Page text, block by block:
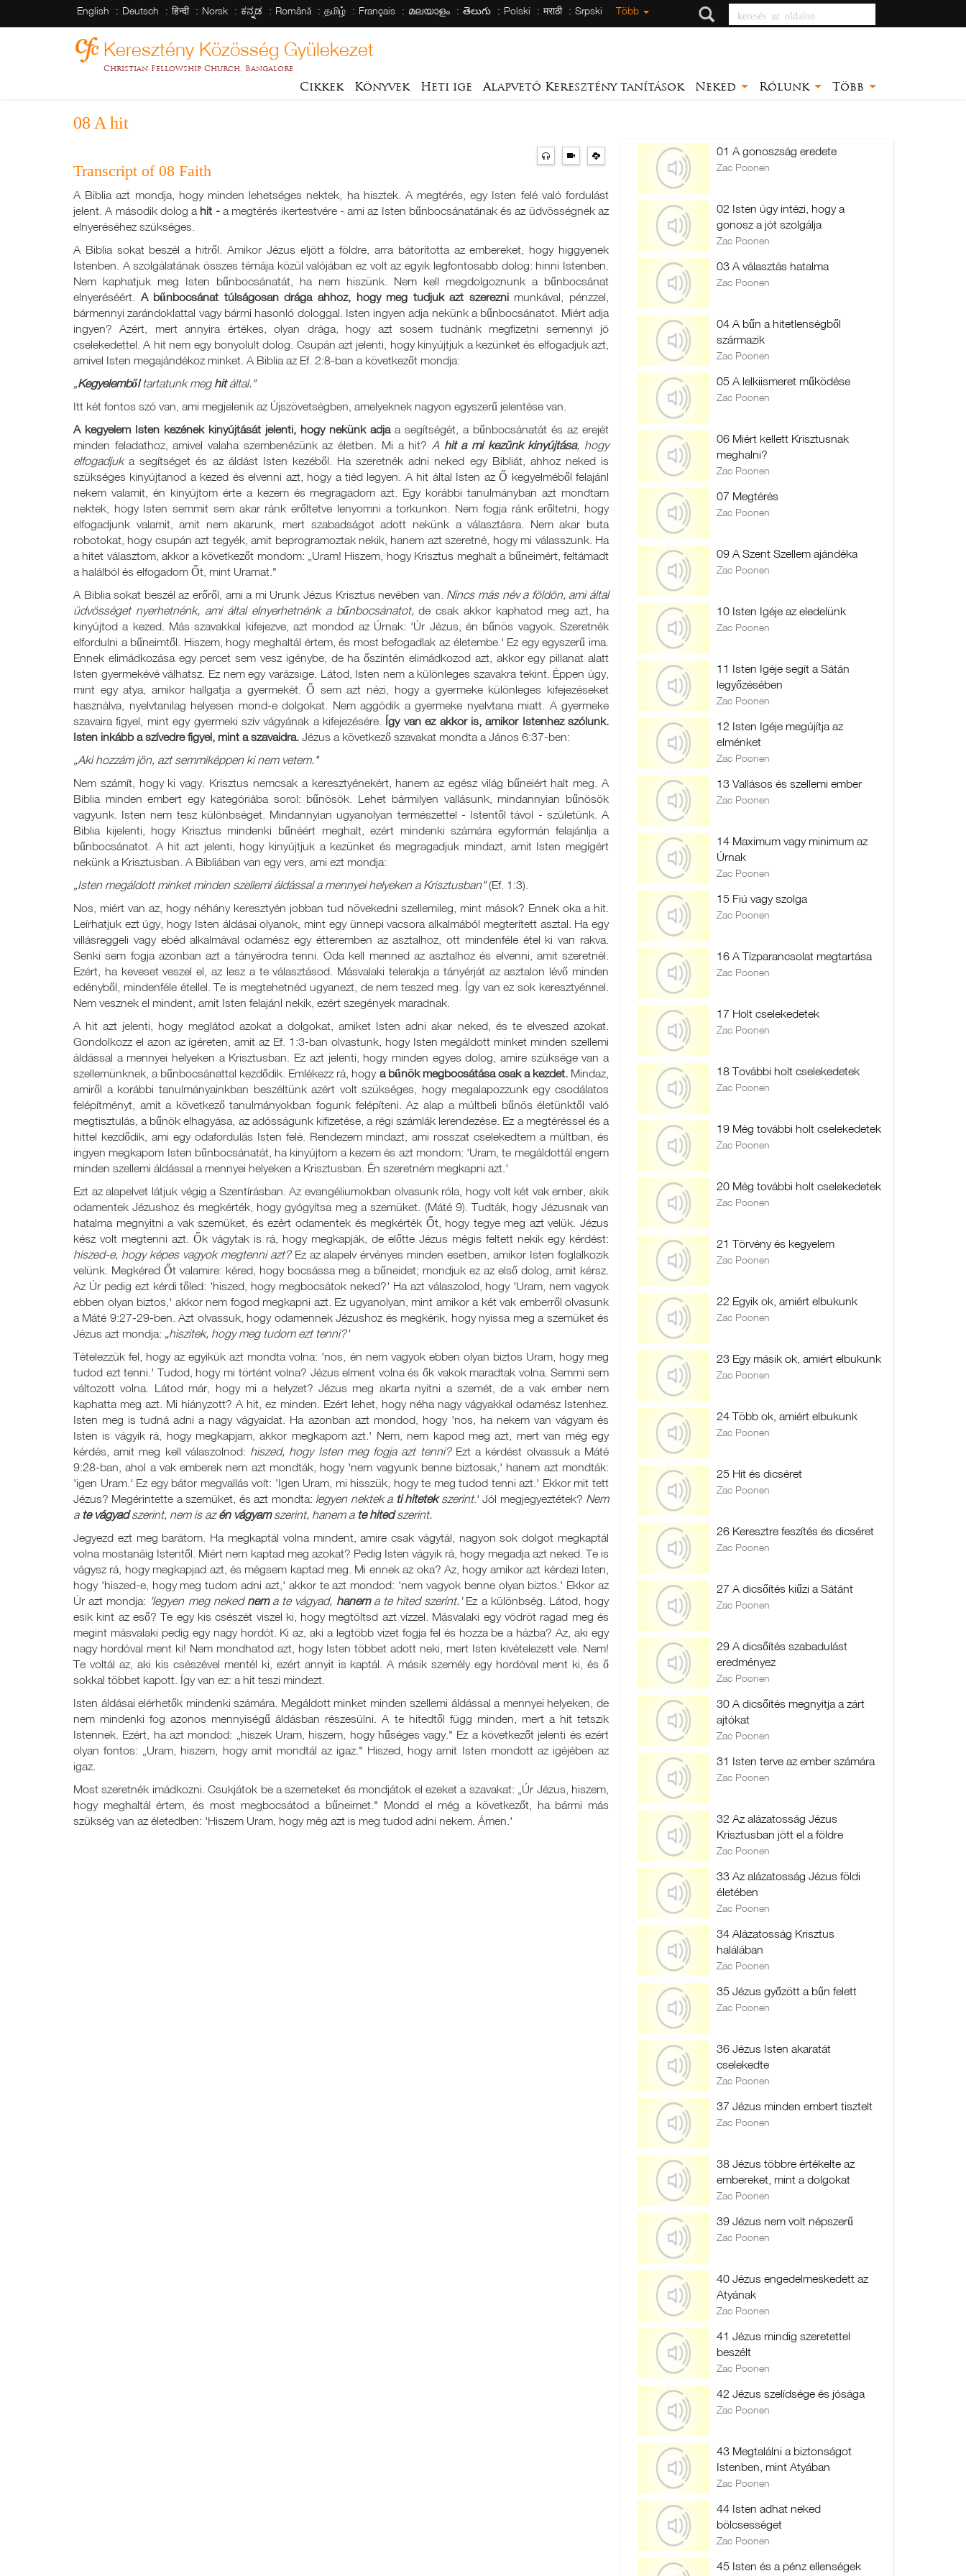
English Deutsch हिन्दी Norsk ಕನ್ನಡ Română தமிழ் Français മലയാളം తెలుగు Polski मराठी Srpski Több keresés az oldalon
Keresztény Közösség Gyülekezet
Christian Fellowship Church, Bangalore
Cikkek Könyvek Heti ige Alapvető Keresztény tanítások Neked Rólunk Több
08 A hit
Transcript of 08 Faith
A Biblia azt mondja, hogy minden lehetséges nektek, ha hisztek. A megtérés, egy Isten felé való fordulást
jelent. A második dolog a hit - a megtérés ikertestvére - ami az Isten bűnbocsánatának és az üdvösségnek az
elnyeréséhez szükséges.
A Biblia sokat beszél a hitről. Amikor Jézus eljött a földre, arra bátorította az embereket, hogy higgyenek
Istenben. A szolgálatának összes témája közül valójában ez volt az egyik legfontosabb dolog: hinni Istenben.
Nem kaphatjuk meg Isten bűnbocsánatát, ha nem hiszünk. Nem kell megdolgoznunk a bűnbocsánat
elnyeréséért. A bűnbocsánat túlságosan drága ahhoz, hogy meg tudjuk azt szerezni munkával, pénzzel,
bármennyi zarándoklattal vagy bármi hasonló dologgal. Isten ingyen adja nekünk a bűnbocsánatot. Miért adja
ingyen? Azért, mert annyira értékes, olyan drága, hogy azt sosem tudnánk megfizetni semennyi jó
cselekedettel. A hit nem egy bonyolult dolog. Csupán azt jelenti, hogy kinyújtjuk a kezünket és elfogadjuk azt,
amivel Isten megajándékoz minket. A Biblia az Ef. 2:8-ban a következőt mondja:
„Kegyelembőltartatunk meg hitáltal."
Itt két fontos szó van, ami megjelenik az Újszövetségben, amelyeknek nagyon egyszerű jelentése van.
A kegyelem Isten kezének kinyújtását jelenti, hogy nekünk adja a segítségét, a bűnbocsánatát és az erejét
minden feladathoz, amivel valaha szembenézünk az életben. Mi a hit? A hit a mi kezünk kinyújtása, hogy
elfogadjuka segítséget és az áldást Isten kezéből. Ha szeretnék adni neked egy Bibliát, ahhoz neked is
szükséges kinyújtanod a kezed és elvenni azt, hogy a tiéd legyen. A hit által Isten az Ő kegyelméből felajánl
nekem valamit, én kinyújtom érte a kezem és megragadom azt. Egy korábbi tanulmányban azt mondtam
nektek, hogy Isten semmit sem akar ránk erőltetve lenyomni a torkunkon. Nem fogja ránk erőltetni, hogy
elfogadjunk valamit, amit nem akarunk, mert szabadságot adott nekünk a választásra. Nem akar buta
robotokat, hogy csupán azt tegyék, amit beprogramoztak nekik, hanem azt szeretné, hogy mi válasszunk. Ha
a hitet választom, akkor a következőt mondom: „Uram! Hiszem, hogy Krisztus meghalt a bűneimért, feltámadt
a halálból és elfogadom Őt, mint Uramat."
A Biblia sokat beszél az erőről, ami a mi Urunk Jézus Krisztus nevében van. Nincs más név a földön, ami által
üdvösséget nyerhetnénk, ami által elnyerhetnénk a bűnbocsánatot,de csak akkor kaphatod meg azt, ha
kinyújtod a kezed. Más szavakkal kifejezve, azt mondod az Úrnak: 'Úr Jézus, én bűnös vagyok. Szeretnék
elfordulni a bűneimtől. Hiszem, hogy meghaltál értem, és most befogadlak az életembe.' Ez egy egyszerű ima.
Ennek elimádkozása egy percet sem vesz igénybe, de ha őszintén elimádkozod azt, akkor egy pillanat alatt
Isten gyermekévé válhatsz. Ez nem egy varázsige. Látod, Isten nem a különleges szavakra tekint. Éppen úgy,
mint egy atya, amikor hallgatja a gyermekét. Ő sem azt nézi, hogy a gyermeke különleges kifejezéseket
használva, nyelvtanilag helyesen mond-e dolgokat. Nem aggódik a gyermeke nyelvtana miatt. A gyermeke
szavaira figyel, mint egy gyermeki szív vágyának a kifejezésére.Így van ez akkor is, amikor Istenhez szólunk.
Isten inkább a szívedre figyel, mint a szavaidra. Jézus a következő szavakat mondta a János 6:37-ben:
„Aki hozzám jön, azt semmiképpen ki nem vetem."
Nem számít, hogy ki vagy. Krisztus nemcsak a keresztyénekért, hanem az egész világ bűneiért halt meg. A
Biblia minden embert egy kategóriába sorol: bűnösök. Lehet bármilyen vallásunk, mindannyian bűnösök
vagyunk. Isten nem tesz különbséget. Mindannyian ugyanolyan természettel - Istentől távol - születünk. A
Biblia kijelenti, hogy Krisztus mindenki bűnéért meghalt, ezért mindenki számára egyformán felajánlja a
bűnbocsánatot. A hit azt jelenti, hogy kinyújtjuk a kezünket és megragadjuk mindazt, amit Isten megígért
nekünk a Krisztusban. A Bibliában van egy vers, ami ezt mondja:
„Isten megáldott minket minden szellemi áldással a mennyei helyeken a Krisztusban"(Ef. 1:3).
Nos, miért van az, hogy néhány keresztyén jobban tud növekedni szellemileg, mint mások? Ennek oka a hit.
Leírhatjuk ezt úgy, hogy Isten áldásai olyanok, mint egy ünnepi vacsora alkalmából megterített asztal. Ha egy
villásreggeli vagy ebéd alkalmával odamész egy étteremben az asztalhoz, ott mindenféle étel ki van rakva.
Senki sem fogja azonban azt a tányérodra tenni. Oda kell menned az asztalhoz és elvenni, amit szeretnél.
Ezért, ha keveset veszel el, az lesz a te választásod. Másvalaki telerakja a tányérját az asztalon lévő minden
edényből, mindenféle étellel. Te is megtehetnéd ugyanezt, de nem teszed meg. Így van ez sok keresztyénnel.
Nem vesznek el mindent, amit Isten felajánl nekik, ezért szegények maradnak.
A hit azt jelenti, hogy meglátod azokat a dolgokat, amiket Isten adni akar neked, és te elveszed azokat.
Gondolkozz el azon az ígéreten, amit az Ef. 1:3-ban olvastunk, hogy Isten megáldott minket minden szellemi
áldással a mennyei helyeken a Krisztusban. Ez azt jelenti, hogy minden egyes dolog, amire szüksége van a
szellemünknek, a bűnbocsánattal kezdődik. Emlékezz rá, hogy a bűnök megbocsátása csak a kezdet.Mindaz,
amiről a korábbi tanulmányainkban beszéltünk azért volt szükséges, hogy megalapozzunk egy csodálatos
felépítményt, amit a következő tanulmányokban fogunk felépíteni. Az alap a múltbeli bűnös életünktől való
megtisztulás, a bűnök elhagyása, az adósságunk kifizetése, a régi számlák lerendezése. Ez a megtéréssel és a
hittel kezdődik, ami egy odafordulás Isten felé. Rendezem mindazt, ami rosszat cselekedtem a múltban, és
ingyen megkapom Isten bűnbocsánatát, ha kinyújtom a kezem és azt mondom: 'Uram, te megáldottál engem
minden szellemi áldással a mennyei helyeken a Krisztusban. Én szeretném megkapni azt.'
Ezt az alapelvet látjuk végig a Szentírásban. Az evangéliumokban olvasunk róla, hogy volt két vak ember, akik
odamentek Jézushoz és megkérték, hogy gyógyítsa meg a szemüket. (Máté 9). Tudták, hogy Jézusnak van
hatalma megnyitni a vak szemüket, és ezért odamentek és megkérték Őt, hogy tegye meg azt velük. Jézus
kész volt megtenni azt. Ők vágytak is rá, hogy megkapják, de előtte Jézus mégis feltett nekik egy kérdést:
hiszed-e, hogy képes vagyok megtenni azt?Ez az alapelv érvényes minden esetben, amikor Isten foglalkozik
velünk. Megkéred Őt valamire: kéred, hogy bocsássa meg a bűneidet; mondjuk ez az első dolog, amit kérsz.
Az Úr pedig ezt kérdi tőled: 'hiszed, hogy megbocsátok neked?' Ha azt válaszolod, hogy 'Uram, nem vagyok
ebben olyan biztos,' akkor nem fogod megkapni azt. Ez ugyanolyan, mint amikor a két vak emberről olvasunk
a Máté 9:27-29-ben. Azt olvassuk, hogy odamennek Jézushoz és megkérik, hogy nyissa meg a szemüket és
Jézus azt mondja: „hiszitek, hogy meg tudom ezt tenni?'
Tételezzük fel, hogy az egyikük azt mondta volna: 'nos, én nem vagyok ebben olyan biztos Uram, hogy meg
tudod ezt tenni.' Tudod, hogy mi történt volna? Jézus elment volna és ők vakok maradtak volna. Semmi sem
változott volna. Látod már, hogy mi a helyzet? Jézus meg akarta nyitni a szemét, de a vak ember nem
kaphatta meg azt. Mi hiányzott? A hit, ez minden. Ezért lehet, hogy néha nagy vágyakkal odamész Istenhez.
Isten meg is tudná adni a nagy vágyaidat. Ha azonban azt mondod, hogy 'nos, ha nekem van vágyam és
Isten is vágyik rá, hogy megkapjam, akkor megkapom azt.' Nem, nem kapod meg azt, mert van még egy
kérdés, amit meg kell válaszolnod: hiszed, hogy Isten meg fogja azt tenni?Ezt a kérdést olvassuk a Máté
9:28-ban, ahol a vak emberek nem azt mondták, hogy 'nem vagyunk benne biztosak,' hanem azt mondták:
'igen Uram.' Ez egy bátor megvallás volt: 'Igen Uram, mi hisszük, hogy te meg tudod tenni azt.' Ekkor mit tett
Jézus? Megérintette a szemüket, és azt mondta: legyen nektek a ti hitetekszerint.' Jól megjegyeztétek? Nem
a te vágyadszerint, nem is azén vágyamszerint, hanem a te hitedszerint.
Jegyezd ezt meg barátom. Ha megkaptál volna mindent, amire csak vágytál, nagyon sok dolgot megkaptál
volna mostanáig Istentől. Miért nem kaptad meg azokat? Pedig Isten vágyik rá, hogy megadja azt neked. Te is
vágysz rá, hogy megkapjad azt, és mégsem kaptad meg. Mi ennek az oka? Az, hogy amikor azt kérdezi Isten,
hogy 'hiszed-e, hogy meg tudom adni azt,' akkor te azt mondod: 'nem vagyok benne olyan biztos.' Ekkor az
Úr azt mondja: 'legyen meg neked nema te vágyad, hanema te hited szerint.' Ez a különbség. Látod, hogy
esik kint az eső? Te egy kis csészét viszel ki, hogy megtöltsd azt vízzel. Másvalaki egy vödröt ragad meg és
megint másvalaki pedig egy nagy hordót. Ki az, aki a legtöbb vizet fogja fel és hozza be a házba? Az, aki egy
nagy hordóval ment ki! Nem mondhatod azt, hogy Isten többet adott neki, mert Isten kivételezett vele. Nem!
Te voltál az, aki kis csészével mentél ki, ezért annyit is kaptál. A másik személy egy hordóval ment ki, és ő
sokkal többet kapott. Így van ez: a hit teszi mindezt.
Isten áldásai elérhetők mindenki számára. Megáldott minket minden szellemi áldással a mennyei helyeken, de
nem mindenki fog azonos mennyiségű áldásban részesülni. A te hitedtől függ minden, mert a hit tetszik
Istennek. Ezért, ha azt mondod: „hiszek Uram, hiszem, hogy hűséges vagy." Ez a következőt jelenti és ezért
olyan fontos: „Uram, hiszem, hogy amit mondtál az igaz." Hiszed, hogy amit Isten mondott az igéjében az
igaz.
Most szeretnék imádkozni. Csukjátok be a szemeteket és mondjátok el ezeket a szavakat: „Úr Jézus, hiszem,
hogy meghaltál értem, és most megbocsátod a bűneimet." Mondd el még a következőt, ha bármi más
szükség van az életedben: 'Hiszem Uram, hogy még azt is meg tudod adni nekem. Ámen.'
01 A gonoszság eredete
Zac Poonen
02 Isten úgy intézi, hogy a
gonosz a jót szolgálja
Zac Poonen
03 A választás hatalma
Zac Poonen
04 A bűn a hitetlenségből
származik
Zac Poonen
05 A lelkiismeret működése
Zac Poonen
06 Miért kellett Krisztusnak
meghalni?
Zac Poonen
07 Megtérés
Zac Poonen
09 A Szent Szellem ajándéka
Zac Poonen
10 Isten Igéje az eledelünk
Zac Poonen
11 Isten Igéje segít a Sátán
legyőzésében
Zac Poonen
12 Isten Igéje megújítja az
elménket
Zac Poonen
13 Vallásos és szellemi ember
Zac Poonen
14 Maximum vagy minimum az
Úrnak
Zac Poonen
15 Fiú vagy szolga
Zac Poonen
16 A Tízparancsolat megtartása
Zac Poonen
17 Holt cselekedetek
Zac Poonen
18 További holt cselekedetek
Zac Poonen
19 Még további holt cselekedetek
Zac Poonen
20 Még további holt cselekedetek
Zac Poonen
21 Törvény és kegyelem
Zac Poonen
22 Egyik ok, amiért elbukunk
Zac Poonen
23 Egy másik ok, amiért elbukunk
Zac Poonen
24 Több ok, amiért elbukunk
Zac Poonen
25 Hit és dicséret
Zac Poonen
26 Keresztre feszítés és dicséret
Zac Poonen
27 A dicsőítés kiűzi a Sátánt
Zac Poonen
29 A dicsőítés szabadulást
eredményez
Zac Poonen
30 A dicsőítés megnyitja a zárt
ajtókat
Zac Poonen
31 Isten terve az ember számára
Zac Poonen
32 Az alázatosság Jézus
Krisztusban jött el a földre
Zac Poonen
33 Az alázatosság Jézus földi
életében
Zac Poonen
34 Alázatosság Krisztus
halálában
Zac Poonen
35 Jézus győzött a bűn felett
Zac Poonen
36 Jézus Isten akaratát
cselekedte
Zac Poonen
37 Jézus minden embert tisztelt
Zac Poonen
38 Jézus többre értékelte az
embereket, mint a dolgokat
Zac Poonen
39 Jézus nem volt népszerű
Zac Poonen
40 Jézus engedelmeskedett az
Atyának
Zac Poonen
41 Jézus mindig szeretettel
beszélt
Zac Poonen
42 Jézus szelídsége és jósága
Zac Poonen
43 Megtalálni a biztonságot
Istenben, mint Atyában
Zac Poonen
44 Isten adhat neked
bölcsességet
Zac Poonen
45 Isten és a pénz ellenségek